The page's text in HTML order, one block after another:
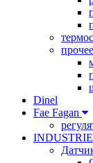
прочее
Dinel
Fae Fagan